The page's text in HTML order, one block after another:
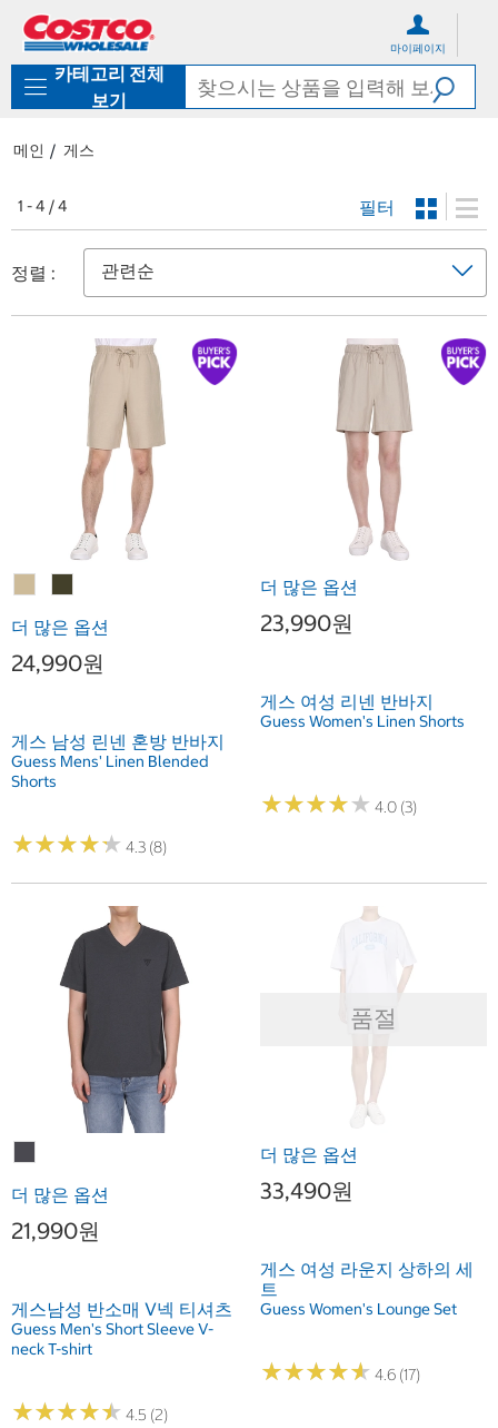
로
기
가
마이페이지
카테고리 전체
보기
메인 게스
1 - 4 / 4 필터
정렬 :
더 많은 옵션
24,990원
게스 남성 린넨 혼방 반바지
Guess Mens' Linen Blended
Shorts
★★★★★
★★★★★ 4.3 (8)
더 많은 옵션
23,990원
게스 여성 리넨 반바지
Guess Women's Linen Shorts
★★★★★
★★★★★ 4.0 (3)
더 많은 옵션
21,990원
게스남성 반소매 V넥 티셔츠
Guess Men's Short Sleeve V-
neck T-shirt
★★★★★
★★★★★ 4.5 (2)
품절
더 많은 옵션
33,490원
게스 여성 라운지 상하의 세
트
Guess Women's Lounge Set
★★★★★
★★★★★ 4.6 (17)